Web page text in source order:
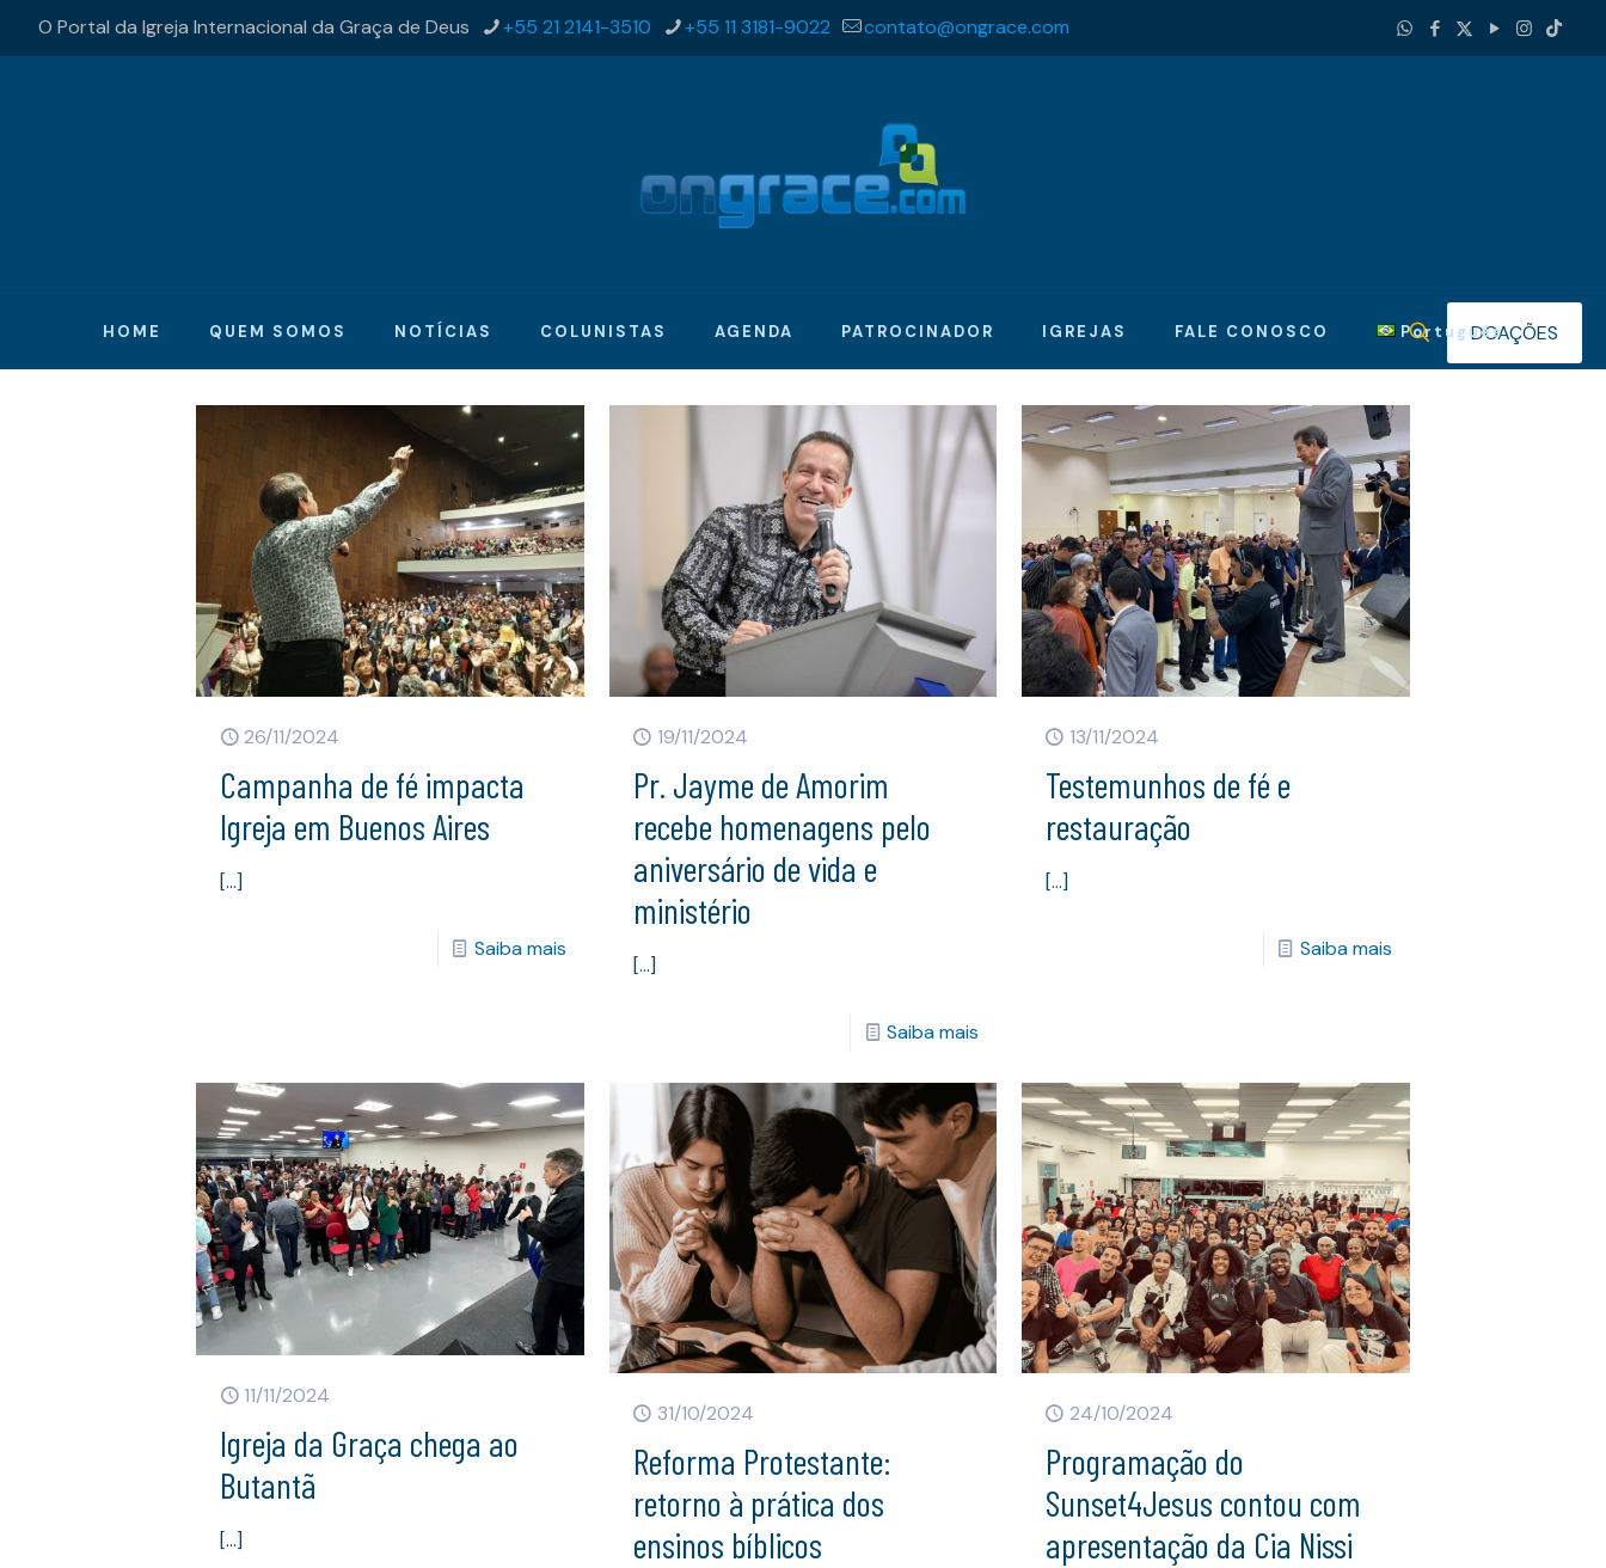
O Portal da Igreja Internacional da Graça de Deus +55 21 2141-3510 +55 11 3181-9022 contato@ongrace.com
HOME QUEM SOMOS NOTÍCIAS COLUNISTAS AGENDA PATROCINADOR IGREJAS FALE CONOSCO PortuguêsDOAÇÕES
26/11/2024
Campanha de fé impacta
Igreja em Buenos Aires
[…]
Saiba mais
19/11/2024
Pr. Jayme de Amorim
recebe homenagens pelo
aniversário de vida e
ministério
[…]
Saiba mais
13/11/2024
Testemunhos de fé e
restauração
[…]
Saiba mais
11/11/2024
Igreja da Graça chega ao
Butantã
[…]
31/10/2024
Reforma Protestante:
retorno à prática dos
ensinos bíblicos
24/10/2024
Programação do
Sunset4Jesus contou com
apresentação da Cia Nissi